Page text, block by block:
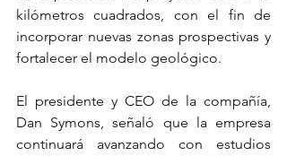
kilómetros cuadrados, con el fin de
incorporar nuevas zonas prospectivas y
fortalecer el modelo geológico.
El presidente y CEO de la compañía,
Dan Symons, señaló que la empresa
continuará avanzando con estudios